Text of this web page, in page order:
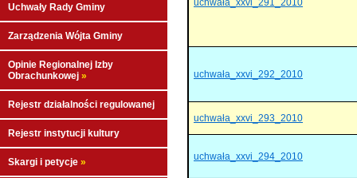
Uchwały Rady Gminy
Zarządzenia Wójta Gminy
Opinie Regionalnej Izby
Obrachunkowej »
Rejestr działalności regulowanej
Rejestr instytucji kultury
Skargi i petycje »
uchwała_xxvi_291_2010
uchwała_xxvi_292_2010
uchwała_xxvi_293_2010
uchwała_xxvi_294_2010